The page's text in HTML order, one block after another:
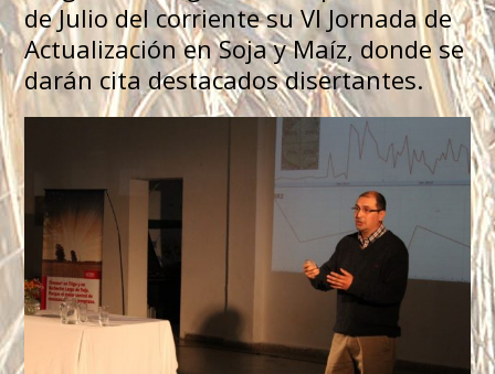
de Julio del corriente su VI Jornada de
Actualización en Soja y Maíz, donde se
darán cita destacados disertantes.